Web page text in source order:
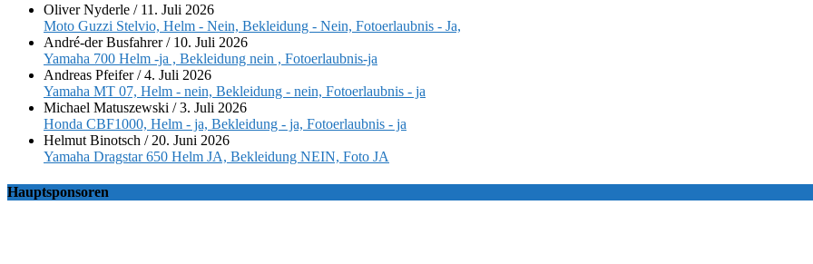
Oliver Nyderle / 11. Juli 2026
Moto Guzzi Stelvio, Helm - Nein, Bekleidung - Nein, Fotoerlaubnis - Ja,
André-der Busfahrer/ 10. Juli 2026
Yamaha 700 Helm -ja , Bekleidung nein , Fotoerlaubnis-ja
Andreas Pfeifer/4. Juli 2026
Yamaha MT 07, Helm - nein, Bekleidung - nein, Fotoerlaubnis - ja
Michael Matuszewski /3. Juli 2026
Honda CBF1000, Helm - ja, Bekleidung - ja, Fotoerlaubnis - ja
Helmut Binotsch / 20. Juni 2026
Yamaha Dragstar 650 Helm JA, Bekleidung NEIN, Foto JA
Hauptsponsoren